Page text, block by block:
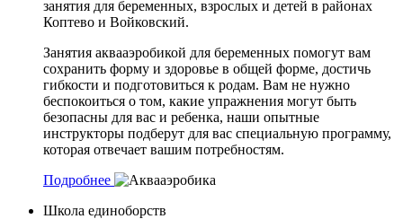
занятия для беременных, взрослых и детей в районах
Коптево и Войковский.
Занятия аквааэробикой для беременных помогут вам
сохранить форму и здоровье в общей форме, достичь
гибкости и подготовиться к родам. Вам не нужно
беспокоиться о том, какие упражнения могут быть
безопасны для вас и ребенка, наши опытные
инструкторы подберут для вас специальную программу,
которая отвечает вашим потребностям.
Подробнее
Школа единоборств